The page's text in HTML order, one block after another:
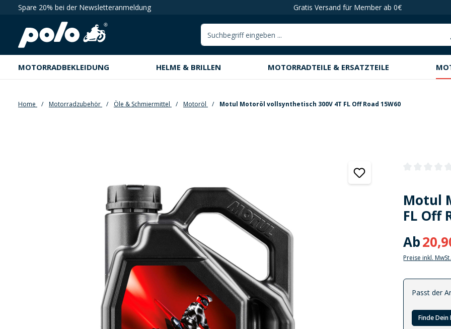
Zur Hauptnavigation springen
Spare 20% bei der Newsletteranmeldung Gratis Versand für Member ab 0€
MOTORRADBEKLEIDUNG HELME & BRILLEN MOTORRADTEILE & ERSATZTEILE
Home Motorradzubehör Öle & Schmiermittel Motoröl Motul Motoröl vollsynthetisch 300V 4T FL Off Road 15W60
Motul
FL Off
Ab
Preise inkl.
Passt der
Finde Dein